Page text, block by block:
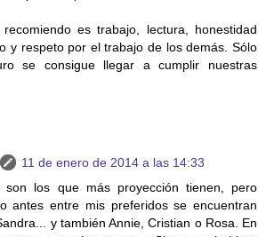
es trabajo, lectura, honestidad
y respeto por el trabajo de los demás. Sólo
se consigue llegar a cumplir nuestras
11 de enero de 2014 a las 14:33
son los que más proyección tienen, pero
antes entre mis preferidos se encuentran
y también Annie, Cristian o Rosa. En